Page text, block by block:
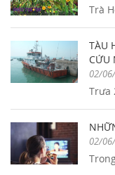
Trà
TÀU
CỨU
02/
Trưa
02/